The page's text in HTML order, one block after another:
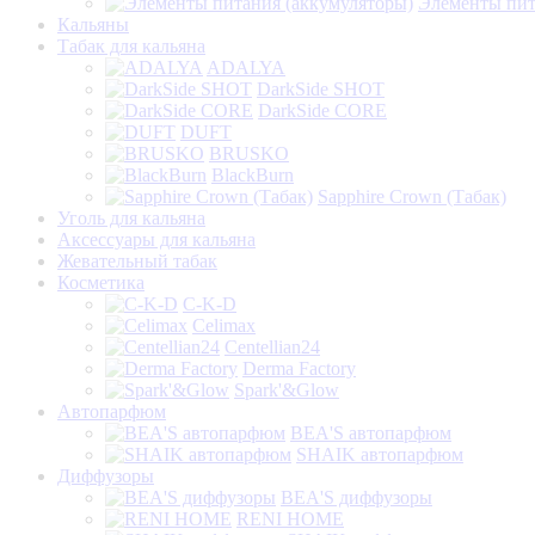
Кальяны
Табак для кальяна
ADALYA
DarkSide SHOT
DarkSide CORE
DUFT
BRUSKO
BlackBurn
Sapphire Crown (Табак)
Уголь для кальяна
Аксессуары для кальяна
Жевательный табак
Косметика
C-K-D
Celimax
Centellian24
Derma Factory
Spark'&Glow
Автопарфюм
BEA'S автопарфюм
SHAIK автопарфюм
Диффузоры
BEA'S диффузоры
RENI HOME